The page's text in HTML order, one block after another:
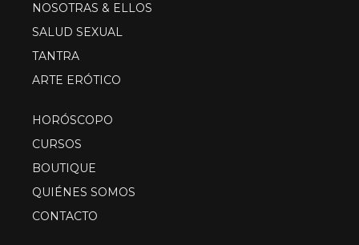
NOSOTRAS & ELLOS
SALUD SEXUAL
TANTRA
ARTE ERÓTICO
HORÓSCOPO
CURSOS
BOUTIQUE
QUIÉNES SOMOS
CONTACTO